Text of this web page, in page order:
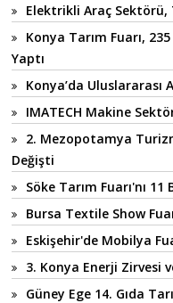
Elektrikli Araç Sektörü,
Konya Tarım Fuarı,
Yaptı
Konya’da Uluslararası
IMATECH Makine
2. Mezopotamya
Değişti
Söke Tarım Fuarı'nı
Bursa Textile Show
Eskişehir'de Mobilya
3. Konya Enerji Zirvesi
Güney Ege 14. Gıda